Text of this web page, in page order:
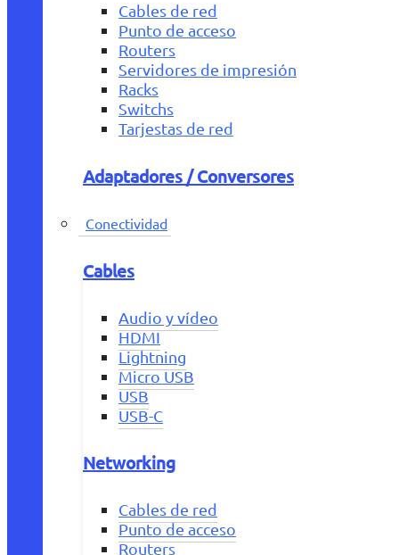
Cables de red
Punto de acceso
Routers
Servidores de impresión
Racks
Switchs
Tarjestas de red
Adaptadores / Conversores
Conectividad
Cables
Audio y vídeo
HDMI
Lightning
Micro USB
USB
USB-C
Networking
Cables de red
Punto de acceso
Routers